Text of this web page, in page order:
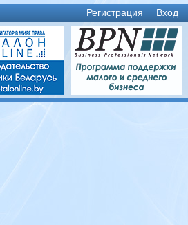
Вход
Регистрация